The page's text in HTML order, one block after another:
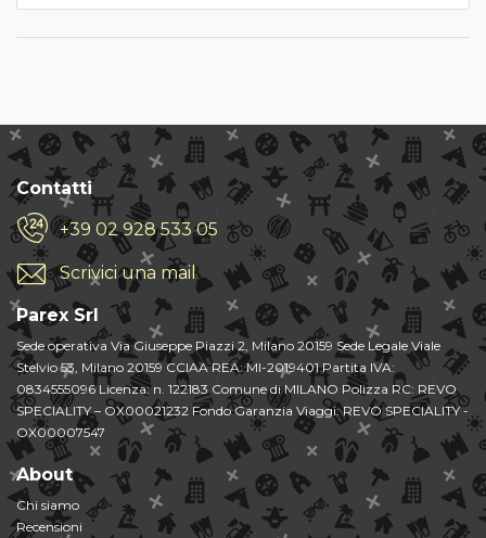
Contatti
+39 02 928 533 05
Scrivici una mail
Parex Srl
Sede operativa Via Giuseppe Piazzi 2, Milano 20159 Sede Legale Viale
Stelvio 53, Milano 20159 CCIAA REA: MI-2019401 Partita IVA:
0834555096 Licenza: n. 122183 Comune di MILANO Polizza RC: REVO
SPECIALITY – OX00021232 Fondo Garanzia Viaggi: REVO SPECIALITY -
OX00007547
About
Chi siamo
Recensioni